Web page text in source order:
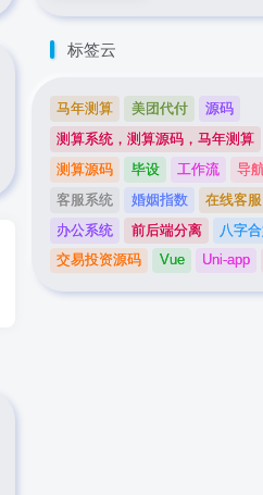
实时抓取美区苹果id可下载小火箭
标签云
马年测算 美团代付
源码
测算系统，测算源码，马年测算
测算源码
毕设 工作流
导
客服系统
婚姻指数 在线客服
办公系统
前后端分离
八字
交易投资源码
Vue Uni-app